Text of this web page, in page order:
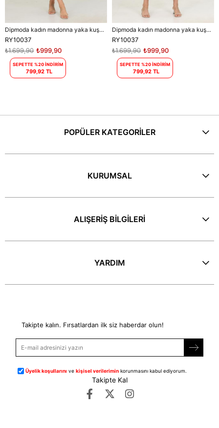
Dipmoda kadın madonna yaka kuşaklı desenli şifon elbise RY10037
RY10037
₺999,90
₺1.699,90
SEPETTE %20 İNDİRİM
799,92 TL
Dipmoda kadın madonna yaka kuşaklı desenli şifon elbise RY10037
RY10037
₺999,90
₺1.699,90
SEPETTE %20 İNDİRİM
799,92 TL
POPÜLER KATEGORİLER
KURUMSAL
ALIŞERİŞ BİLGİLERİ
YARDIM
Takipte kalın. Fırsatlardan ilk siz haberdar olun!
Üyelik koşullarını vekişisel verilerimin korunmasını kabul ediyorum.
Takipte Kal